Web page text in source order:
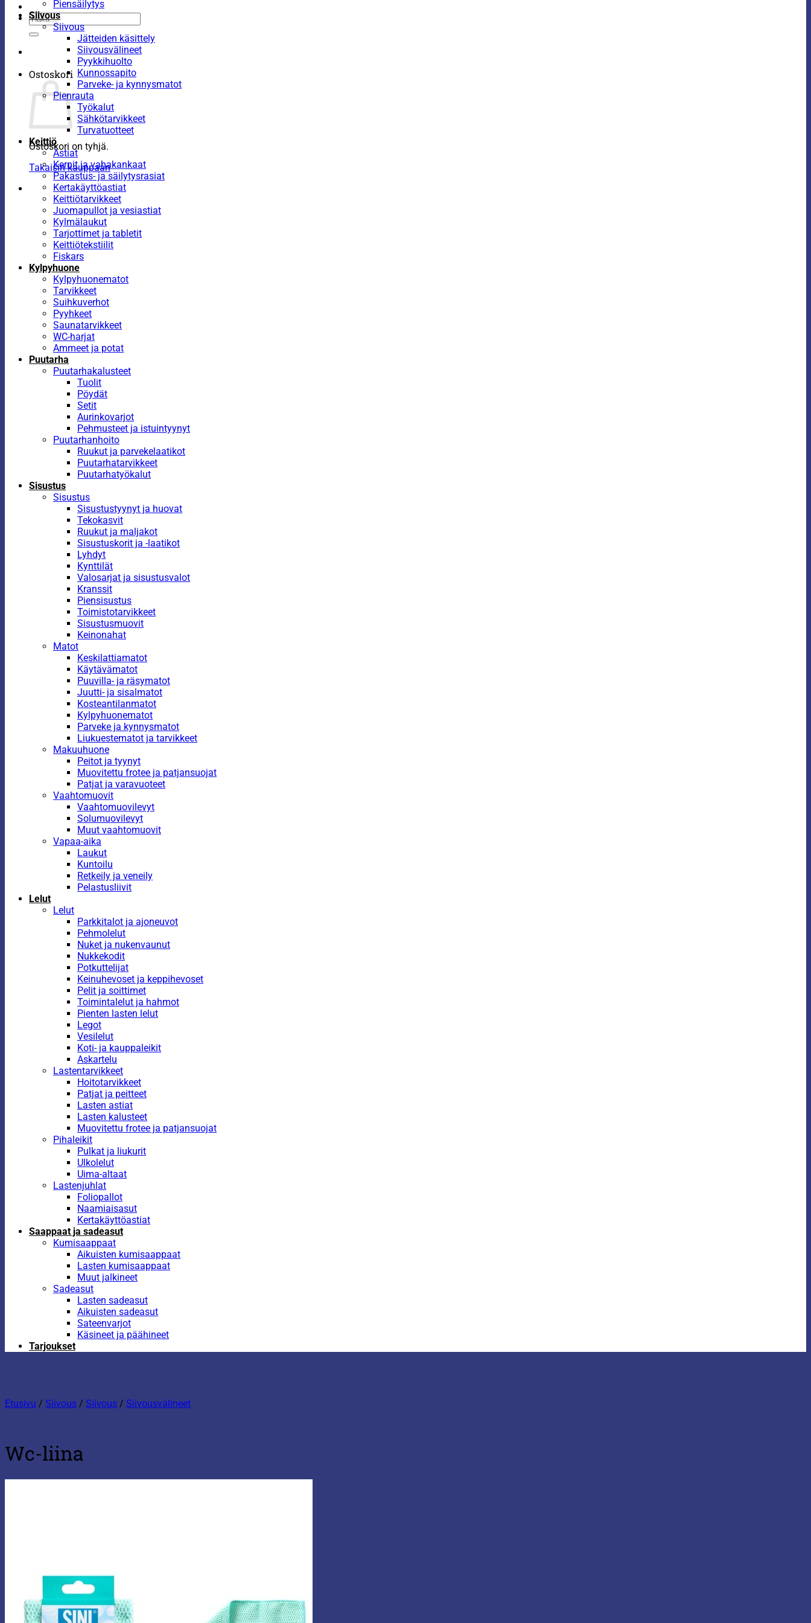
Etsi:
Ostoskori
Ostoskori on tyhjä.
Takaisin kauppaan
Piensäilytys
Siivous
Siivous
Jätteiden käsittely
Siivousvälineet
Pyykkihuolto
Kunnossapito
Parveke- ja kynnysmatot
Pienrauta
Työkalut
Sähkötarvikkeet
Turvatuotteet
Keittiö
Astiat
Kernit ja vahakankaat
Pakastus- ja säilytysrasiat
Kertakäyttöastiat
Keittiötarvikkeet
Juomapullot ja vesiastiat
Kylmälaukut
Tarjottimet ja tabletit
Keittiötekstiilit
Fiskars
Kylpyhuone
Kylpyhuonematot
Tarvikkeet
Suihkuverhot
Pyyhkeet
Saunatarvikkeet
WC-harjat
Ammeet ja potat
Puutarha
Puutarhakalusteet
Tuolit
Pöydät
Setit
Aurinkovarjot
Pehmusteet ja istuintyynyt
Puutarhanhoito
Ruukut ja parvekelaatikot
Puutarhatarvikkeet
Puutarhatyökalut
Sisustus
Sisustus
Sisustustyynyt ja huovat
Tekokasvit
Ruukut ja maljakot
Sisustuskorit ja -laatikot
Lyhdyt
Kynttilät
Valosarjat ja sisustusvalot
Kranssit
Piensisustus
Toimistotarvikkeet
Sisustusmuovit
Keinonahat
Matot
Keskilattiamatot
Käytävämatot
Puuvilla- ja räsymatot
Juutti- ja sisalmatot
Kosteantilanmatot
Kylpyhuonematot
Parveke ja kynnysmatot
Liukuestematot ja tarvikkeet
Makuuhuone
Peitot ja tyynyt
Muovitettu frotee ja patjansuojat
Patjat ja varavuoteet
Vaahtomuovit
Vaahtomuovilevyt
Solumuovilevyt
Muut vaahtomuovit
Vapaa-aika
Laukut
Kuntoilu
Retkeily ja veneily
Pelastusliivit
Lelut
Lelut
Parkkitalot ja ajoneuvot
Pehmolelut
Nuket ja nukenvaunut
Nukkekodit
Potkuttelijat
Keinuhevoset ja keppihevoset
Pelit ja soittimet
Toimintalelut ja hahmot
Pienten lasten lelut
Legot
Vesilelut
Koti- ja kauppaleikit
Askartelu
Lastentarvikkeet
Hoitotarvikkeet
Patjat ja peitteet
Lasten astiat
Lasten kalusteet
Muovitettu frotee ja patjansuojat
Pihaleikit
Pulkat ja liukurit
Ulkolelut
Uima-altaat
Lastenjuhlat
Foliopallot
Naamiaisasut
Kertakäyttöastiat
Saappaat ja sadeasut
Kumisaappaat
Aikuisten kumisaappaat
Lasten kumisaappaat
Muut jalkineet
Sadeasut
Lasten sadeasut
Aikuisten sadeasut
Sateenvarjot
Käsineet ja päähineet
Tarjoukset
Etusivu / Siivous / Siivous / Siivousvälineet
Wc-liina